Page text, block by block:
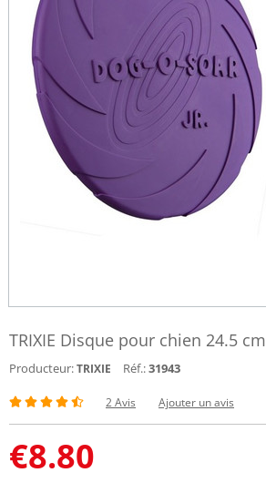
TRIXIE Disque pour chien 24.5 cm
Producteur:TRIXIE Réf.:31943
2 Avis Ajouter un avis
€8.80